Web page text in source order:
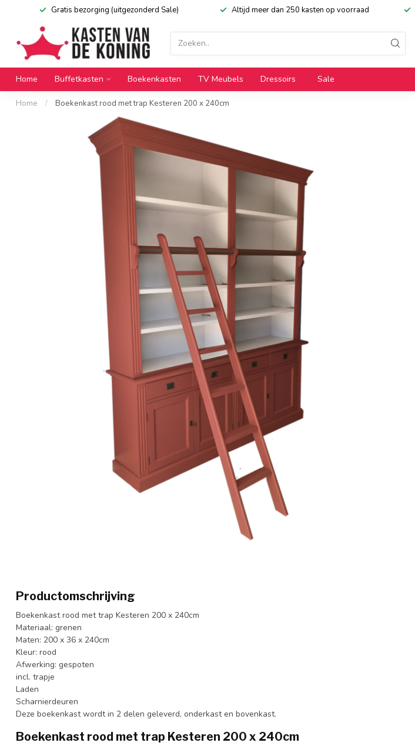
Gratis bezorging (uitgezonderd Sale) Altijd meer dan 250 kasten op voorraad
Home Buffetkasten Boekenkasten TV Meubels Dressoirs Sale
Home / Boekenkast rood met trap Kesteren 200 x 240cm
Productomschrijving
Boekenkast rood met trap Kesteren 200 x 240cm
Materiaal: grenen
Maten: 200 x 36 x 240cm
Kleur: rood
Afwerking: gespoten
incl. trapje
Laden
Scharnierdeuren
Deze boekenkast wordt in 2 delen geleverd, onderkast en bovenkast.
Boekenkast rood met trap Kesteren 200 x 240cm